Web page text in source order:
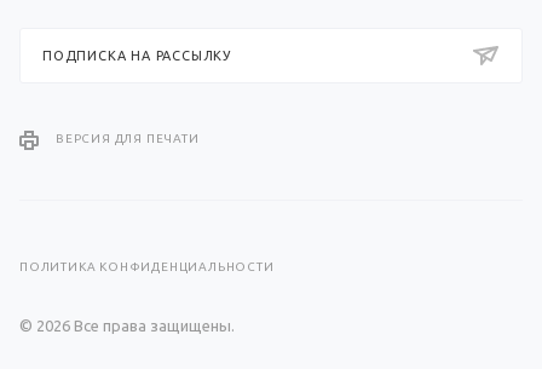
ПОДПИСКА НА РАССЫЛКУ
ВЕРСИЯ ДЛЯ ПЕЧАТИ
ПОЛИТИКА КОНФИДЕНЦИАЛЬНОСТИ
© 2026 Все права защищены.